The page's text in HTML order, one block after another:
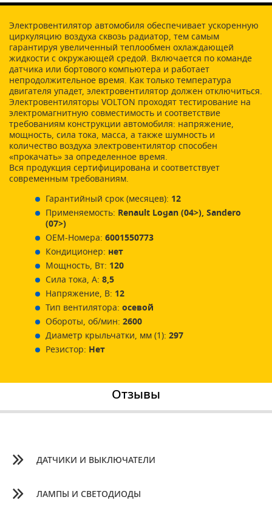
Электровентилятор автомобиля обеспечивает ускоренную
циркуляцию воздуха сквозь радиатор, тем самым
гарантируя увеличенный теплообмен охлаждающей
жидкости с окружающей средой. Включается по команде
датчика или бортового компьютера и работает
непродолжительное время. Как только температура
двигателя упадет, электровентилятор должен отключиться.
Электровентиляторы VOLTON проходят тестирование на
электромагнитную совместимость и соответствие
требованиям конструкции автомобиля: напряжение,
мощность, сила тока, масса, а также шумность и
количество воздуха электровентилятор способен
«прокачать» за определенное время.
Вся продукция сертифицирована и соответствует
современным требованиям.
Гарантийный срок (месяцев): 12
Применяемость: Renault Logan (04>), Sandero
(07>)
ОЕМ-Номера: 6001550773
Кондиционер: нет
Мощность, Вт: 120
Сила тока, А: 8,5
Напряжение, В: 12
Тип вентилятора: осевой
Обороты, об/мин: 2600
Диаметр крыльчатки, мм (1): 297
Резистор: Нет
Отзывы
ДАТЧИКИ И ВЫКЛЮЧАТЕЛИ
ЛАМПЫ И СВЕТОДИОДЫ